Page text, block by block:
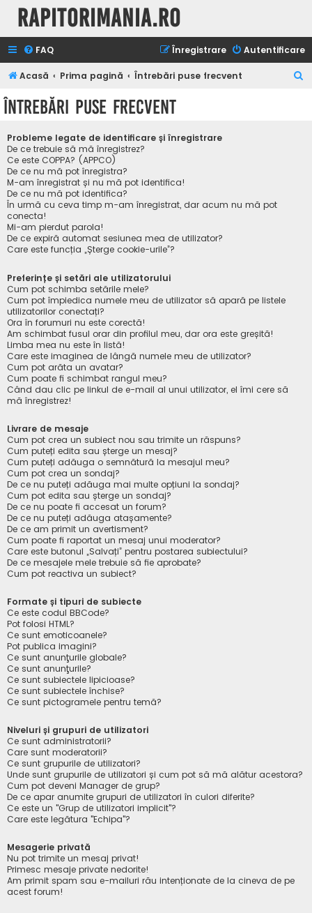
Rapitorimania.ro
FAQ Autentificare
Înregistrare
Acasă Prima pagină Întrebări puse frecvent
Întrebări puse frecvent
Probleme legate de identificare și înregistrare
De ce trebuie să mă înregistrez?
Ce este COPPA? (APPCO)
De ce nu mă pot înregistra?
M-am înregistrat și nu mă pot identifica!
De ce nu mă pot identifica?
În urmă cu ceva timp m-am înregistrat, dar acum nu mă pot
conecta!
Mi-am pierdut parola!
De ce expiră automat sesiunea mea de utilizator?
Care este funcția „Șterge cookie-urile”?
Preferințe și setări ale utilizatorului
Cum pot schimba setările mele?
Cum pot împiedica numele meu de utilizator să apară pe listele
utilizatorilor conectați?
Ora în forumuri nu este corectă!
Am schimbat fusul orar din profilul meu, dar ora este greșită!
Limba mea nu este în listă!
Care este imaginea de lângă numele meu de utilizator?
Cum pot arăta un avatar?
Cum poate fi schimbat rangul meu?
Când dau clic pe linkul de e-mail al unui utilizator, el îmi cere să
mă înregistrez!
Livrare de mesaje
Cum pot crea un subiect nou sau trimite un răspuns?
Cum puteți edita sau șterge un mesaj?
Cum puteți adăuga o semnătură la mesajul meu?
Cum pot crea un sondaj?
De ce nu puteți adăuga mai multe opțiuni la sondaj?
Cum pot edita sau șterge un sondaj?
De ce nu poate fi accesat un forum?
De ce nu puteți adăuga atașamente?
De ce am primit un avertisment?
Cum poate fi raportat un mesaj unui moderator?
Care este butonul „Salvați” pentru postarea subiectului?
De ce mesajele mele trebuie să fie aprobate?
Cum pot reactiva un subiect?
Formate și tipuri de subiecte
Ce este codul BBCode?
Pot folosi HTML?
Ce sunt emoticoanele?
Pot publica imagini?
Ce sunt anunţurile globale?
Ce sunt anunţurile?
Ce sunt subiectele lipicioase?
Ce sunt subiectele închise?
Ce sunt pictogramele pentru temă?
Niveluri și grupuri de utilizatori
Ce sunt administratorii?
Care sunt moderatorii?
Ce sunt grupurile de utilizatori?
Unde sunt grupurile de utilizatori și cum pot să mă alătur acestora?
Cum pot deveni Manager de grup?
De ce apar anumite grupuri de utilizatori în culori diferite?
Ce este un "Grup de utilizatori implicit"?
Care este legătura "Echipa"?
Mesagerie privată
Nu pot trimite un mesaj privat!
Primesc mesaje private nedorite!
Am primit spam sau e-mailuri rău intenționate de la cineva de pe
acest forum!